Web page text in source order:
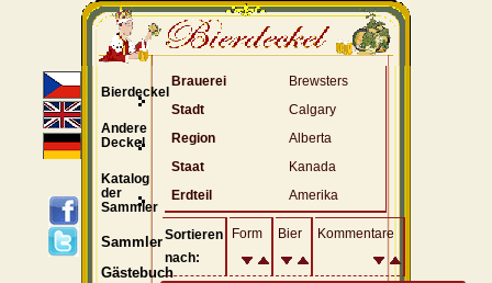
Brauerei
Brewsters
Stadt
Calgary
Region
Alberta
Staat
Kanada
Erdteil
Amerika
Sortieren
nach:
Form Bier Kommentare
Bierdeckel
Andere
Deckel
Katalog
der
Sammler
Sammler
Gästebuch